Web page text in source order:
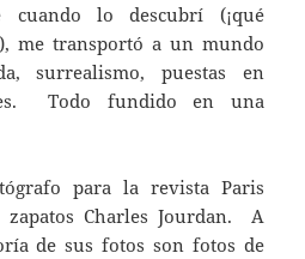
lo descubrí (¡qué
me transportó a un mundo
surrealismo, puestas en
Todo fundido en una
para la revista Paris
Charles Jourdan. A
de sus fotos son fotos de